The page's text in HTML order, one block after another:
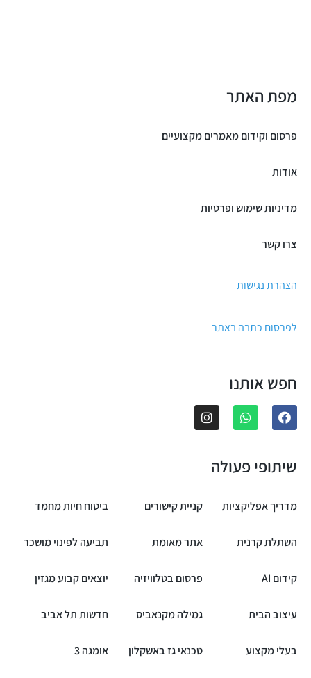
מפת האתר
פרסום וקידום מאמרים מקצועיים
אודות
מדיניות שימוש ופרטיות
צרו קשר
הצהרת נגישות
לפרסום כתבה באתר
חפש אותנו
שיתופי פעולה
מדריך אפליקציות קניית קישורים ביטוח חיות מחמד
השתלת קרנית אתר מאומת תביעה לפינוי מושכר
קידום AI פרסום בטלוויזיה יוצאים קבוע מגזין
עיצוב הבית גמילה מקנאביס חדשות תל אביב
בעלי מקצוע טכנאי גז באשקלון אומגה 3